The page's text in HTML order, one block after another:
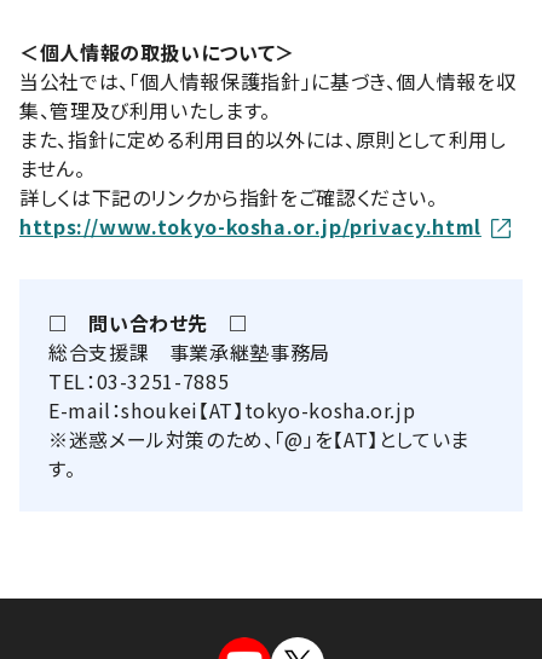
＜個人情報の取扱いについて＞
当公社では、「個人情報保護指針」に基づき、個人情報を収
集、管理及び利用いたします。
また、指針に定める利用目的以外には、原則として利用し
ません。
詳しくは下記のリンクから指針をご確認ください。
https://www.tokyo-kosha.or.jp/privacy.html
□ 問い合わせ先 □
総合支援課 事業承継塾事務局
TEL：03-3251-7885
E-mail：shoukei【AT】tokyo-kosha.or.jp
※迷惑メール対策のため、「@」を【AT】としていま
す。